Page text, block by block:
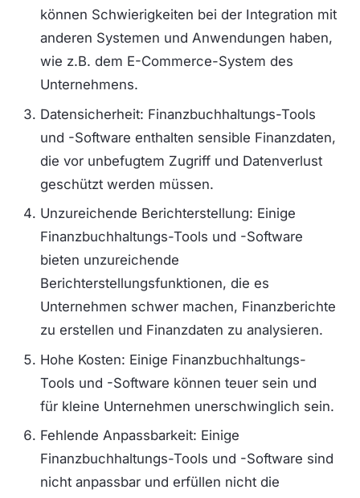
können Schwierigkeiten bei der Integration mit
anderen Systemen und Anwendungen haben,
wie z.B. dem E-Commerce-System des
Unternehmens.
Datensicherheit: Finanzbuchhaltungs-Tools
und -Software enthalten sensible Finanzdaten,
die vor unbefugtem Zugriff und Datenverlust
geschützt werden müssen.
Unzureichende Berichterstellung: Einige
Finanzbuchhaltungs-Tools und -Software
bieten unzureichende
Berichterstellungsfunktionen, die es
Unternehmen schwer machen, Finanzberichte
zu erstellen und Finanzdaten zu analysieren.
Hohe Kosten: Einige Finanzbuchhaltungs-
Tools und -Software können teuer sein und
für kleine Unternehmen unerschwinglich sein.
Fehlende Anpassbarkeit: Einige
Finanzbuchhaltungs-Tools und -Software sind
nicht anpassbar und erfüllen nicht die